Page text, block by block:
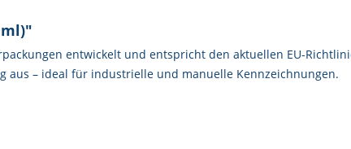
entwickelt und entspricht den aktuellen EU-
aus – ideal für industrielle und manuelle Kennzeichnungen.